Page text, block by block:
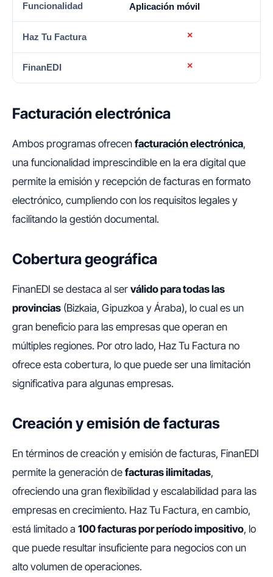
Aplicación móvil
Facturación electrónica
Ambos programas ofrecen facturación electrónica,
una funcionalidad imprescindible en la era digital que
permite la emisión y recepción de facturas en formato
electrónico, cumpliendo con los requisitos legales y
facilitando la gestión documental.
Cobertura geográfica
FinanEDI se destaca al ser válido para todas las
provincias (Bizkaia, Gipuzkoa y Áraba), lo cual es un
gran beneficio para las empresas que operan en
múltiples regiones. Por otro lado, Haz Tu Factura no
ofrece esta cobertura, lo que puede ser una limitación
significativa para algunas empresas.
Creación y emisión de facturas
En términos de creación y emisión de facturas, FinanEDI
permite la generación de facturas ilimitadas,
ofreciendo una gran flexibilidad y escalabilidad para las
empresas en crecimiento. Haz Tu Factura, en cambio,
está limitado a 100 facturas por período impositivo, lo
que puede resultar insuficiente para negocios con un
alto volumen de operaciones.